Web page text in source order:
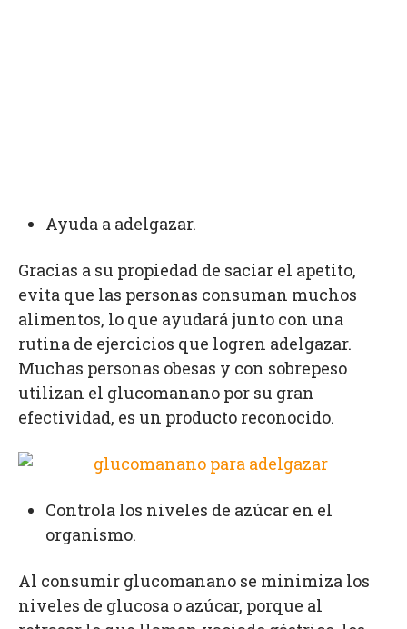
Ayuda a adelgazar.
Gracias a su propiedad de saciar el apetito,
evita que las personas consuman muchos
alimentos, lo que ayudará junto con una
rutina de ejercicios que logren adelgazar.
Muchas personas obesas y con sobrepeso
utilizan el glucomanano por su gran
efectividad, es un producto reconocido.
Controla los niveles de azúcar en el
organismo.
Al consumir glucomanano se minimiza los
niveles de glucosa o azúcar, porque al